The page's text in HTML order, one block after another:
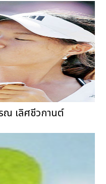
ณ เลิศชีวกานต์